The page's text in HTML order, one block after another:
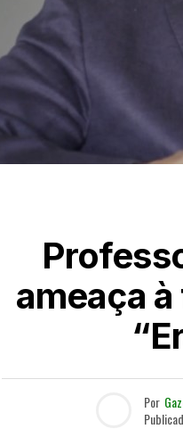
ameaça
Por